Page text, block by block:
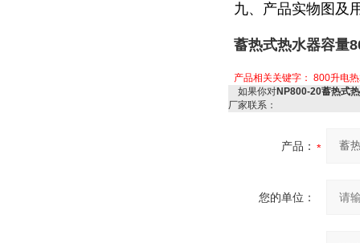
九、产品实物图及
蓄热式热水器容量
产品相关关键字： 800升电
如果你对NP800-20蓄热式
厂家联系：
产品：
您的单位：